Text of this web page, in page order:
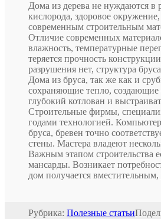
Дома из дерева не нуждаются в
кислорода, здоровое
современным строительным
Отличие современных
влажность, температурные
теряется прочность
разрушения нет, структура
Дома из бруса, так же как и
сохраняющие тепло, создающие
глубокий котлован и
Строительные фирмы,
годами технологией.
бруса, бревен точно
стены. Мастера владеют
Важным этапом строительства
мансарды. Возникает
дом получается
Рубрика: Полезные статьи